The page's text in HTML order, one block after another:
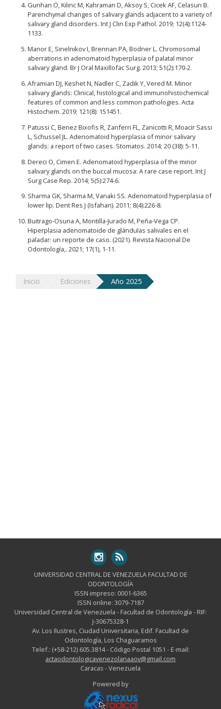
Gunhan Ö, Kılınc M, Kahraman D, Aksoy S, Cicek AF, Celasun B.
Parenchymal changes of salivary glands adjacent to a variety of
salivary gland disorders. Int J Clin Exp Pathol. 2019; 12(4):1124-
1133.
Manor E, Sinelnikov I, Brennan PA, Bodner L. Chromosomal
aberrations in adenomatoid hyperplasia of palatal minor
salivary gland. Br J Oral Maxillofac Surg. 2013; 51(2):170-2.
Aframian DJ, Keshet N, Nadler C, Zadik Y, Vered M. Minor
salivary glands: Clinical, histological and immunohistochemical
features of common and less common pathologies. Acta
Histochem. 2019; 121(8): 151451.
Patussi C, Benez Bixofis R, Zanferri FL, Zanicotti R, Moacir Sassi
L, Schussel JL. Adenomatoid hyperplasia of minor salivary
glands: a report of two cases. Stomatos. 2014; 20 (38): 5-11.
Dereci O, Cimen E. Adenomatoid hyperplasia of the minor
salivary glands on the buccal mucosa: A rare case report. Int J
Surg Case Rep. 2014; 5(5):274-6.
Sharma GK, Sharma M, Vanaki SS. Adenomatoid hyperplasia of
lower lip. Dent Res J (Isfahan). 2011; 8(4):226-8.
Buitrago-Osuna A, Montilla-Jurado M, Peña-Vega CP.
Hiperplasia adenomatoide de glándulas salivales en el
paladar: un reporte de caso. (2021). Revista Nacional De
Odontología,. 2021; 17(1), 1-11.
Inicio Ediciones Año 2025
UNIVERSIDAD CENTRAL DE VENEZUELA FACULTAD DE
ODONTOLOGÍA
ISSN impreso: 0001-6365
ISSN online: 3079-7187
Universidad Central de Venezuela - Facultad de Odontología - RIF:
J-30675328-1
Av. Los Ilustres, Ciudad Universitaria, Edif. Facultad de
Odontología, Los Chaguaramos
Telef.: (+58-212) 605.3814 - Código Postal 1051 - E-mail:
actaodontologicavenezolanaaov@gmail.com
Caracas - Venezuela
Powered by